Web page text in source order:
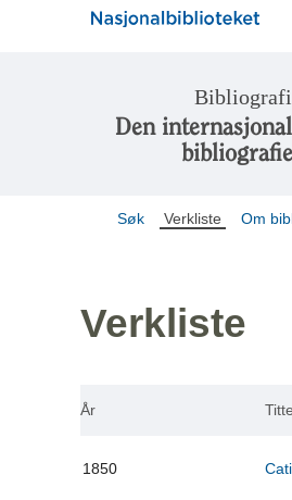
Bibliografi
Den
Søk Verkliste Om
Verkliste
År
1850